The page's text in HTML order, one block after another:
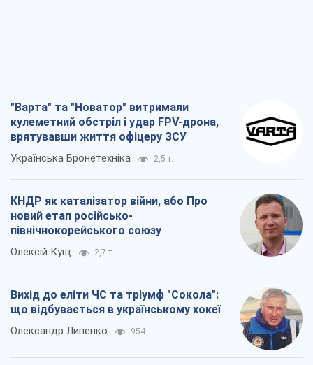
"Варта" та "Новатор" витримали
кулеметний обстріл і удар FPV-дрона,
врятувавши життя офіцеру ЗСУ
Українська Бронетехніка 2,5 т.
КНДР як каталізатор війни, або Про
новий етап російсько-
північнокорейського союзу
Олексій Кущ 2,7 т.
Вихід до еліти ЧС та тріумф "Сокола":
що відбувається в українському хокеї
Олександр Липенко 954